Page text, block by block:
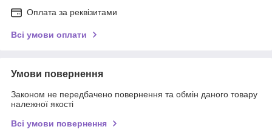
Оплата за реквізитами
Всі умови оплати
Умови повернення
Законом не передбачено повернення та обмін даного товару
належної якості
Всі умови повернення